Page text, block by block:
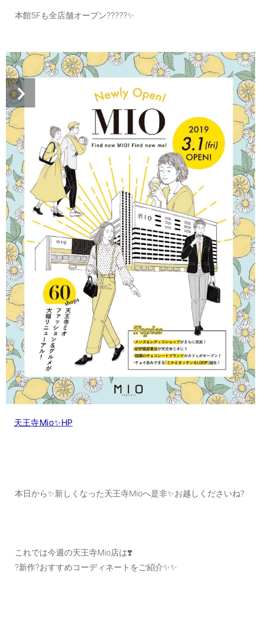
ご利用規約
本館5Fも全店舗オープン?????✨
天王寺Mio✨HP
本日から✨新しくなった天王寺Mioへ是非✨お越しくださいね?
これでは今週の天王寺Mio店は❣️
?新作?おすすめコーディネートをご紹介✨✨